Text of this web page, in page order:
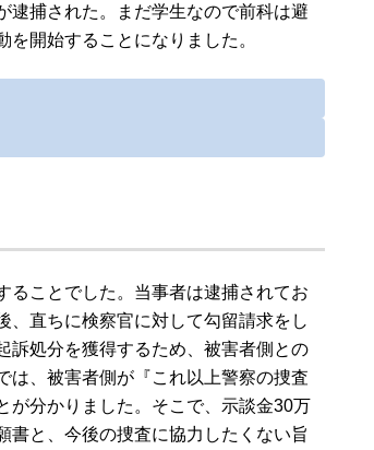
逮捕された。まだ学生なので前科は避
開始することになりました。
ることでした。当事者は逮捕されてお
、直ちに検察官に対して勾留請求をし
訴処分を獲得するため、被害者側との
は、被害者側が『これ以上警察の捜査
が分かりました。そこで、示談金30万
書と、今後の捜査に協力したくない旨